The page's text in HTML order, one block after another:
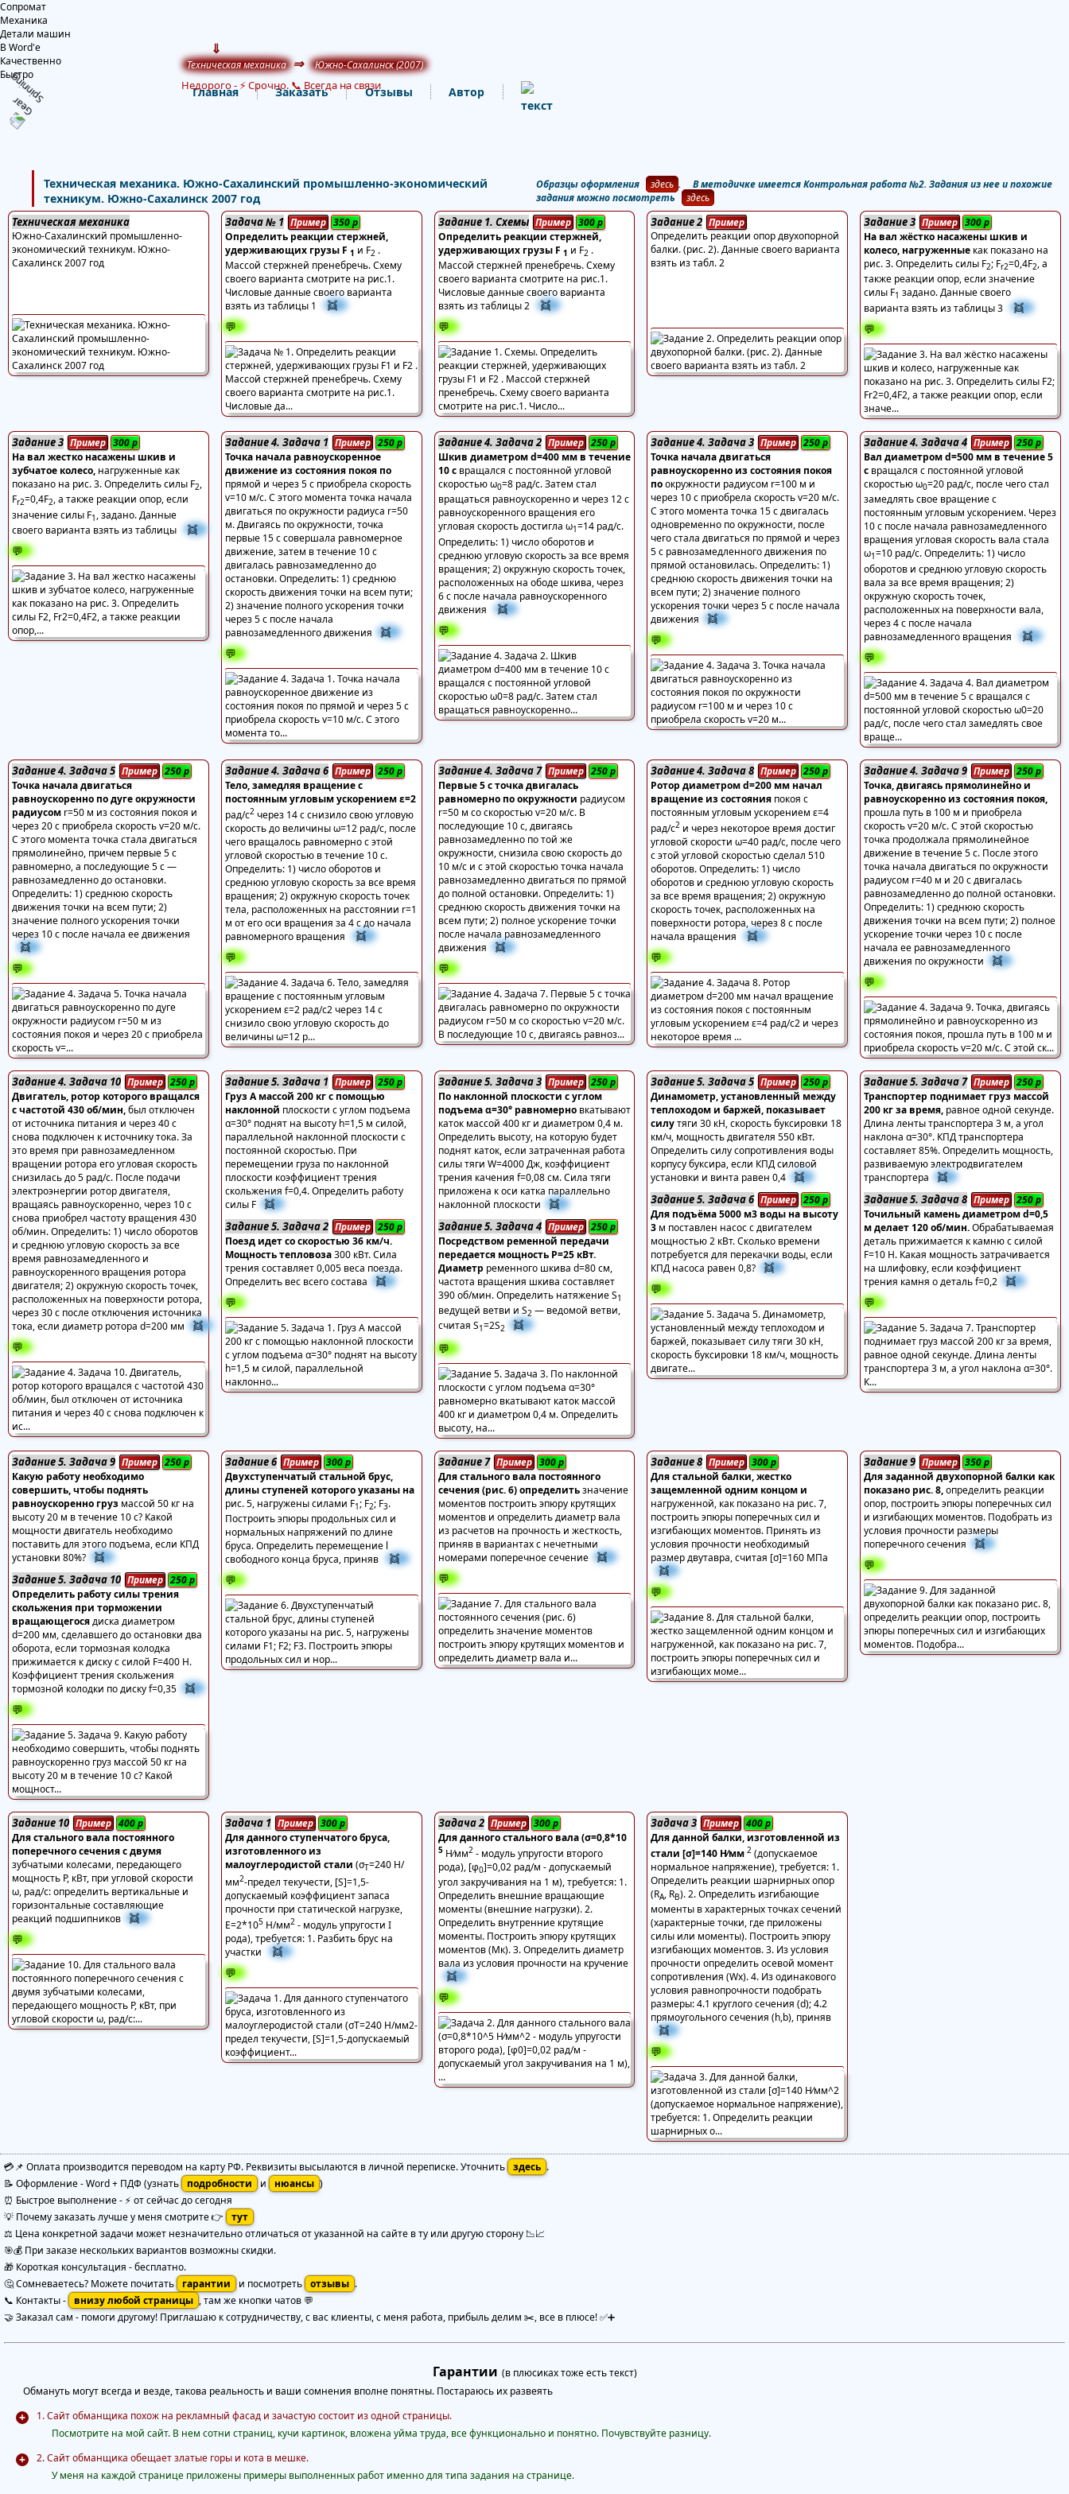
Сопромат
Механика
Детали машин
В Word'е
Качественно
Быстро
Главная Заказать Отзывы Автор
⇓
Техническая механика ⇒ Южно-Сахалинск (2007)
Недорого- ⚡ Срочно. 📞 Всегда на связи
Техническая механика. Южно-Сахалинский промышленно-экономический
техникум. Южно-Сахалинск 2007 год
Образцы оформления здесь . В методичке имеется Контрольная работа №2. Задания из нее и похожие
задания можно посмотреть
здесь
Техническая механика
Южно-Сахалинский промышленно-
экономический техникум. Южно-
Сахалинск 2007 год
Задача № 1 Пример 350р
Определить реакции стержней,
удерживающих грузы F 1 и F2 .
Массой стержней пренебречь. Схему
своего варианта смотрите на рис.1.
Числовые данные своего варианта
взять из таблицы 1
👯
💬
Задание 1. Схемы Пример 300р
Определить реакции стержней,
удерживающих грузы F 1 и F2 .
Массой стержней пренебречь. Схему
своего варианта смотрите на рис.1.
Числовые данные своего варианта
взять из таблицы 2
👯
💬
Задание 2 Пример
Определить реакции опор двухопорной
балки. (рис. 2). Данные своего варианта
взять из табл. 2
Задание 3 Пример 300р
На вал жёстко насажены шкив и
колесо, нагруженные как показано на
рис. 3. Определить силы F2; Fr2=0,4F2, а
также реакции опор, если значение
силы F1 задано. Данные своего
варианта взять из таблицы 3
👯
💬
Задание 3 Пример 300р
На вал жестко насажены шкив и
зубчатое колесо, нагруженные как
показано на рис. 3. Определить силы F2,
Fr2=0,4F2, а также реакции опор, если
значение силы F1 , задано. Данные
своего варианта взять из таблицы
👯
💬
Задание 4. Задача 1 Пример 250р
Точка начала равноускоренное
движение из состояния покоя по
прямой и через 5 с приобрела скорость
v=10 м/с. С этого момента точка начала
двигаться по окружности радиуса r=50
м. Двигаясь по окружности, точка
первые 15 с совершала равномерное
движение, затем в течение 10 с
двигалась равнозамедленно до
остановки. Определить: 1) среднюю
скорость движения точки на всем пути;
2) значение полного ускорения точки
через 5 с после начала
равнозамедленного движения
👯
💬
Задание 4. Задача 2 Пример 250р
Шкив диаметром d=400 мм в течение
10 с вращался с постоянной угловой
скоростью ω0=8 рад/с. Затем стал
вращаться равноускоренно и через 12 с
равноускоренного вращения его
угловая скорость достигла ω1=14 рад/с.
Определить: 1) число оборотов и
среднюю угловую скорость за все время
вращения; 2) окружную скорость точек,
расположенных на ободе шкива, через
6 с после начала равноускоренного
движения
👯
💬
Задание 4. Задача 3 Пример 250р
Точка начала двигаться
равноускоренно из состояния покоя
поокружности радиусом r=100 м и
через 10 с приобрела скорость v=20 м/с.
С этого момента точка 15 с двигалась
одновременно по окружности, после
чего стала двигаться по прямой и через
5 с равнозамедленного движения по
прямой остановилась. Определить: 1)
среднюю скорость движения точки на
всем пути; 2) значение полного
ускорения точки через 5 с после начала
движения
👯
💬
Задание 4. Задача 4 Пример 250р
Вал диаметром d=500 мм в течение 5
с вращался с постоянной угловой
скоростью ω0=20 рад/с, после чего стал
замедлять свое вращение с
постоянным угловым ускорением. Через
10 с после начала равнозамедленного
вращения угловая скорость вала стала
ω1=10 рад/с. Определить: 1) число
оборотов и среднюю угловую скорость
вала за все время вращения; 2)
окружную скорость точек,
расположенных на поверхности вала,
через 4 с после начала
равнозамедленного вращения
👯
💬
Задание 4. Задача 5 Пример 250р
Точка начала двигаться
равноускоренно по дуге окружности
радиусом r=50 м из состояния покоя и
через 20 с приобрела скорость v=20 м/с.
С этого момента точка стала двигаться
прямолинейно, причем первые 5 с
равномерно, а последующие 5 с —
равнозамедленно до остановки.
Определить: 1) среднюю скорость
движения точки на всем пути; 2)
значение полного ускорения точки
через 10 с после начала ее движения
👯
💬
Задание 4. Задача 6 Пример 250р
Тело, замедляя вращение с
постоянным угловым ускорением ε=2
рад/с2через 14 с снизило свою угловую
скорость до величины ω=12 рад/с, после
чего вращалось равномерно с этой
угловой скоростью в течение 10 с.
Определить: 1) число оборотов и
среднюю угловую скорость за все время
вращения; 2) окружную скорость точек
тела, расположенных на расстоянии r=1
м от его оси вращения за 4 с до начала
равномерного вращения
👯
💬
Задание 4. Задача 7 Пример 250р
Первые 5 с точка двигалась
равномерно по окружности радиусом
r=50 м со скоростью v=20 м/с. В
последующие 10 с, двигаясь
равнозамедленно по той же
окружности, снизила свою скорость до
10 м/с и с этой скоростью точка начала
равнозамедленно двигаться по прямой
до полной остановки. Определить: 1)
среднюю скорость движения точки на
всем пути; 2) полное ускорение точки
после начала равнозамедленного
движения
👯
💬
Задание 4. Задача 8 Пример 250р
Ротор диаметром d=200 мм начал
вращение из состояния покоя с
постоянным угловым ускорением ε=4
рад/с2 и через некоторое время достиг
угловой скорости ω=40 рад/с, после чего
с этой угловой скоростью сделал 510
оборотов. Определить: 1) число
оборотов и среднюю угловую скорость
за все время вращения; 2) окружную
скорость точек, расположенных на
поверхности ротора, через 8 с после
начала вращения
👯
💬
Задание 4. Задача 9 Пример 250р
Точка, двигаясь прямолинейно и
равноускоренно из состояния покоя,
прошла путь в 100 м и приобрела
скорость v=20 м/с. С этой скоростью
точка продолжала прямолинейное
движение в течение 5 с. После этого
точка начала двигаться по окружности
радиусом r=40 м и 20 с двигалась
равнозамедленно до полной остановки.
Определить: 1) среднюю скорость
движения точки на всем пути; 2) полное
ускорение точки через 10 с после
начала ее равнозамедленного
движения по окружности
👯
💬
Задание 4. Задача 10 Пример 250р
Двигатель, ротор которого вращался
с частотой 430 об/мин,был отключен
от источника питания и через 40 с
снова подключен к источнику тока. За
это время при равнозамедленном
вращении ротора его угловая скорость
снизилась до 5 рад/с. После подачи
электроэнергии ротор двигателя,
вращаясь равноускоренно, через 10 с
снова приобрел частоту вращения 430
об/мин. Определить: 1) число оборотов
и среднюю угловую скорость за все
время равнозамедленного и
равноускоренного вращения ротора
двигателя; 2) окружную скорость точек,
расположенных на поверхности ротора,
через 30 с после отключения источника
тока, если диаметр ротора d=200 мм
👯
💬
Задание 5. Задача 1 Пример 250р
Груз А массой 200 кг с помощью
наклонной плоскости с углом подъема
α=30° поднят на высоту h=1,5 м силой,
параллельной наклонной плоскости с
постоянной скоростью. При
перемещении груза по наклонной
плоскости коэффициент трения
скольжения f=0,4. Определить работу
силы F 👯
Задание 5. Задача 2 Пример 250р
Поезд идет со скоростью 36 км/ч.
Мощность тепловоза300 кВт. Сила
трения составляет 0,005 веса поезда.
Определить вес всего состава
👯
💬
Задание 5. Задача 3 Пример 250р
По наклонной плоскости с углом
подъема α=30° равномерно вкатывают
каток массой 400 кг и диаметром 0,4 м.
Определить высоту, на которую будет
поднят каток, если затраченная работа
силы тяги W=4000 Дж, коэффициент
трения качения f=0,08 см. Сила тяги
приложена к оси катка параллельно
наклонной плоскости
👯
Задание 5. Задача 4 Пример 250р
Посредством ременной передачи
передается мощность Р=25 кВт.
Диаметр ременного шкива d=80 см,
частота вращения шкива составляет
390 об/мин. Определить натяжение S1
ведущей ветви и S2 — ведомой ветви,
считая S1=2S2
👯
💬
Задание 5. Задача 5 Пример 250р
Динамометр, установленный между
теплоходом и баржей, показывает
силутяги 30 кН, скорость буксировки 18
км/ч, мощность двигателя 550 кВт.
Определить силу сопротивления воды
корпусу буксира, если КПД силовой
установки и винта равен 0,4
👯
Задание 5. Задача 6 Пример 250р
Для подъёма 5000 м3 воды на высоту
3 м поставлен насос с двигателем
мощностью 2 кВт. Сколько времени
потребуется для перекачки воды, если
КПД насоса равен 0,8?
👯
💬
Задание 5. Задача 7 Пример 250р
Транспортер поднимает груз массой
200 кг за время, равное одной секунде.
Длина ленты транспортера 3 м, а угол
наклона α=30°. КПД транспортера
составляет 85%. Определить мощность,
развиваемую электродвигателем
транспортера
👯
Задание 5. Задача 8 Пример 250р
Точильный камень диаметром d=0,5
м делает 120 об/мин.Обрабатываемая
деталь прижимается к камню с силой
F=10 Н. Какая мощность затрачивается
на шлифовку, если коэффициент
трения камня о деталь f=0,2 👯
💬
Задание 5. Задача 9 Пример 250р
Какую работу необходимо
совершить, чтобы поднять
равноускоренно груз массой 50 кг на
высоту 20 м в течение 10 с? Какой
мощности двигатель необходимо
поставить для этого подъема, если КПД
установки 80%? 👯
Задание 5. Задача 10 Пример 250р
Определить работу силы трения
скольжения при торможении
вращающегосядиска диаметром
d=200 мм, сделавшего до остановки два
оборота, если тормозная колодка
прижимается к диску с силой F=400 Н.
Коэффициент трения скольжения
тормозной колодки по диску f=0,35 👯
💬
Задание 6 Пример 300р
Двухступенчатый стальной брус,
длины ступеней которого указаны на
рис. 5, нагружены силами F1; F2; F3.
Построить эпюры продольных сил и
нормальных напряжений по длине
бруса. Определить перемещение l
свободного конца бруса, приняв
👯
💬
Задание 7 Пример 300р
Для стального вала постоянного
сечения (рис. 6) определитьзначение
моментов построить эпюру крутящих
моментов и определить диаметр вала
из расчетов на прочность и жесткость,
приняв в вариантах с нечетными
номерами поперечное сечение 👯
💬
Задание 8 Пример 300р
Для стальной балки, жестко
защемленной одним концом и
нагруженной, как показано на рис. 7,
построить эпюры поперечных сил и
изгибающих моментов. Принять из
условия прочности необходимый
размер двутавра, считая [σ]=160 МПа
👯
💬
Задание 9 Пример 350р
Для заданной двухопорной балки как
показано рис. 8,определить реакции
опор, построить эпюры поперечных сил
и изгибающих моментов. Подобрать из
условия прочности размеры
поперечного сечения
👯
💬
Задание 10 Пример 400р
Для стального вала постоянного
поперечного сечения с двумя
зубчатыми колесами, передающего
мощность Р, кВт, при угловой скорости
ω, рад/с: определить вертикальные и
горизонтальные составляющие
реакций подшипников 👯
💬
Задача 1 Пример 300р
Для данного ступенчатого бруса,
изготовленного из
малоуглеродистой стали (σT=240 Н/
мм2-предел текучести, [S]=1,5-
допускаемый коэффициент запаса
прочности при статической нагрузке,
Е=2*105Н/мм2- модуль упругости I
рода), требуется: 1. Разбить брус на
участки
👯
💬
Задача 2 Пример 300р
Для данного стального вала (σ=0,8*10
5H⁄мм2- модуль упругости второго
рода), [φ0]=0,02 рад/м - допускаемый
угол закручивания на 1 м), требуется: 1.
Определить внешние вращающие
моменты (внешние нагрузки). 2.
Определить внутренние крутящие
моменты. Построить эпюру крутящих
моментов (Mк). 3. Определить диаметр
вала из условия прочности на кручение
👯
💬
Задача 3 Пример 400р
Для данной балки, изготовленной из
стали [σ]=140 Н⁄мм2 (допускаемое
нормальное напряжение), требуется: 1.
Определить реакции шарнирных опор
(RA, RВ). 2. Определить изгибающие
моменты в характерных точках сечений
(характерные точки, где приложены
силы или моменты). Построить эпюру
изгибающих моментов. 3. Из условия
прочности определить осевой момент
сопротивления (Wx). 4. Из одинакового
условия равнопрочности подобрать
размеры: 4.1 круглого сечения (d); 4.2
прямоугольного сечения (h,b), приняв
👯
💬
💳📌 Оплата производится переводом на карту РФ. Реквизиты высылаются в личной переписке. Уточнить здесь .
📝 Оформление-Word + ПДФ (узнать подробности и нюансы )
⏰ Быстрое выполнение- ⚡ от сейчас до сегодня
💡 Почему заказать лучше у меня смотрите 👉
тут
⚖️ Цена конкретной задачи может незначительно отличаться от указанной на сайте в ту или другую сторону 📉📈
🎯💰 При заказе нескольких вариантов возможны скидки.
🎁 Короткая консультация - бесплатно.
🤔 Сомневаетесь? Можете почитать
гарантии и посмотреть отзывы .
📞 Контакты -
внизу любой страницы , там же кнопки чатов 💬
🤝 Заказал сам - помоги другому! Приглашаю к сотрудничеству, с вас клиенты, с меня работа, прибыль делим ✂️, все в плюсе! ✅➕
Гарантии (в плюсиках тоже есть текст)
Обмануть могут всегда и везде, такова реальность и ваши сомнения вполне понятны. Постараюсь их развеять
1. Сайт обманщика похож на рекламный фасад и зачастую состоит из одной страницы.
Посмотрите на мой сайт. В нем сотни страниц, кучи картинок, вложена уйма труда, все функционально и понятно. Почувствуйте разницу.
2. Сайт обманщика обещает златые горы и кота в мешке.
У меня на каждой странице приложены примеры выполненных работ именно для типа задания на странице.